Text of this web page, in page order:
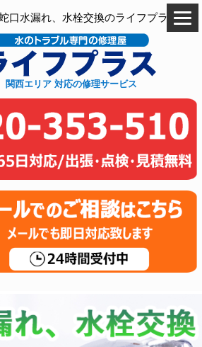
口水漏れ、水栓交換のライフプラス
関西エリア 対応の修理サービス